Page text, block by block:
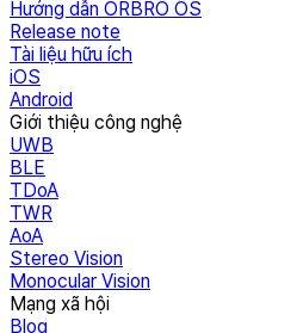
Hướng dẫn ORBRO OS
Release note
Tài liệu hữu ích
iOS
Android
Giới thiệu công nghệ
UWB
BLE
TDoA
TWR
AoA
Stereo Vision
Monocular Vision
Mạng xã hội
Blog